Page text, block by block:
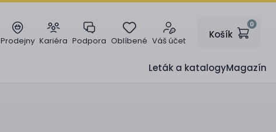
Prodejny Kariéra Podpora Oblíbené Váš účet
Košík
0
Leták a katalogyMagazín